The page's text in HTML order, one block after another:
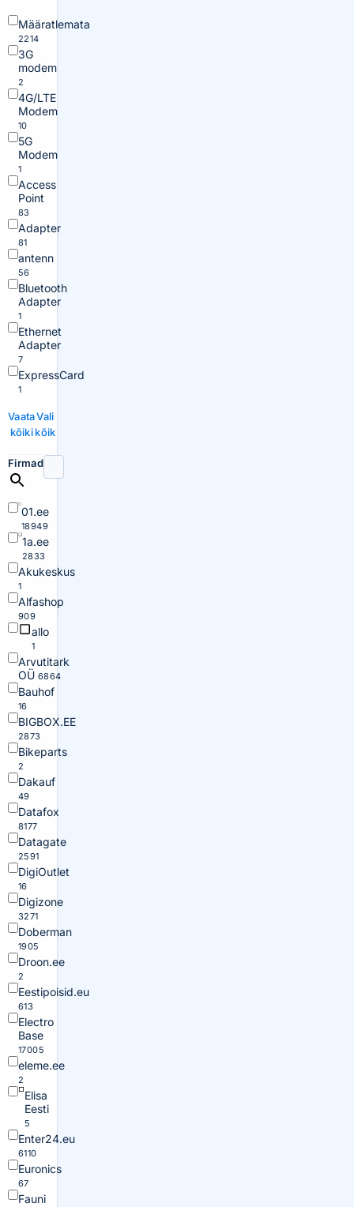
Määratlemata
2214
3G
modem
2
4G/LTE
Modem
10
5G
Modem
1
Access
Point
83
Adapter
81
antenn
56
Bluetooth
Adapter
1
Ethernet
Adapter
7
ExpressCard
1
Vaata
kõiki
Vali
kõik
Firmad
01.ee
18949
1a.ee
2833
Akukeskus
1
Alfashop
909
allo
1
Arvutitark
OÜ 6864
Bauhof
16
BIGBOX.EE
2873
Bikeparts
2
Dakauf
49
Datafox
8177
Datagate
2591
DigiOutlet
16
Digizone
3271
Doberman
1905
Droon.ee
2
Eestipoisid.eu
613
Electro
Base
17005
eleme.ee
2
Elisa
Eesti
5
Enter24.eu
6110
Euronics
67
Fauni